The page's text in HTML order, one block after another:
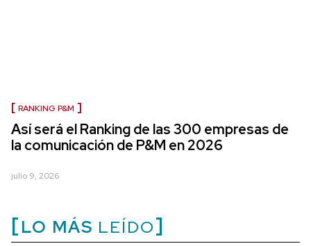
RANKING P&M
Así será el Ranking de las 300 empresas de
la comunicación de P&M en 2026
julio 9, 2026
LO MÁS LEÍDO